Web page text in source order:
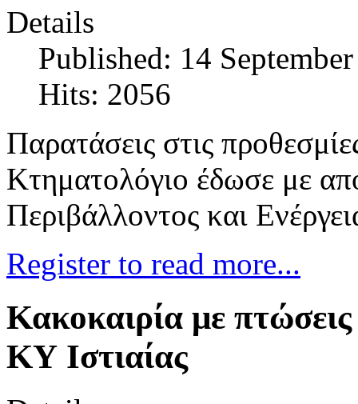
Details
Published: 14
Hits: 2056
Παρατάσεις στις
Κτηματολόγιο έδωσε με
Περιβάλλοντος και
Register to read more...
Κακοκαιρία με
ΚΥ Ιστιαίας